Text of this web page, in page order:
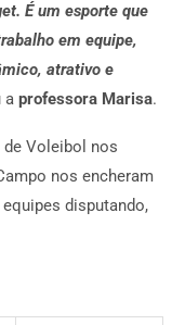
É um esporte que
em equipe,
atrativo e
a professora Marisa.
Voleibol nos
nos encheram
disputando,